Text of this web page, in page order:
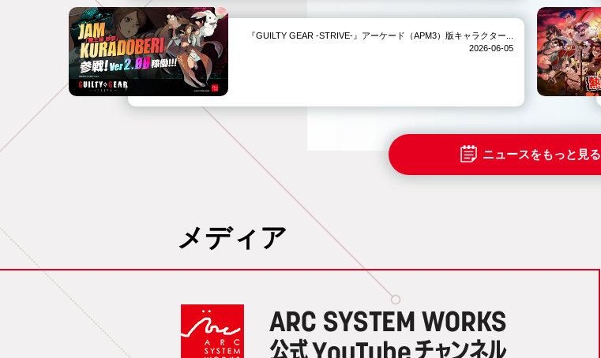
『GUILTY GEAR -STRIVE-』アーケード（APM3）版キャラクター...
2026-06-05
ニュースをもっと見る
メディア